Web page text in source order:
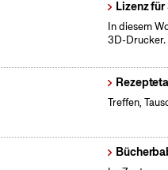
Lizenz
In diesem
3D-Drucker.
Treffen,